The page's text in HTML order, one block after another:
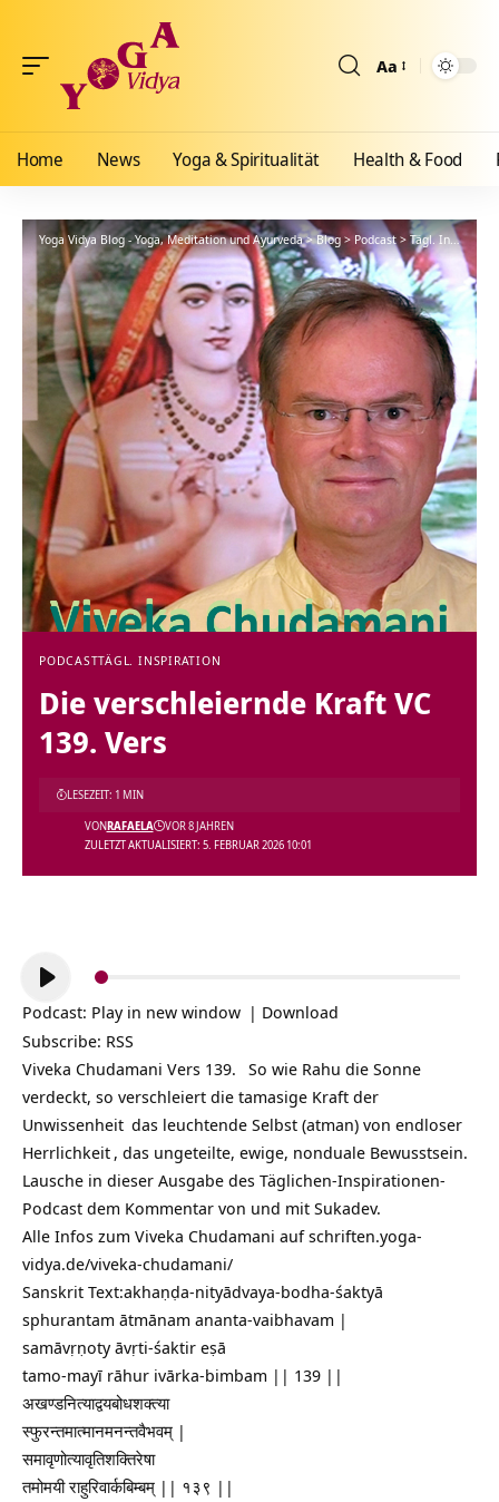
Aa
Home News Yoga & Spiritualität Health & Food
Yoga Vidya Blog - Yoga, Meditation und Ayurveda>Blog> Podcast> Tägl. Inspiration
PODCASTTÄGL. INSPIRATION
Die verschleiernde Kraft VC
139. Vers
ZULETZT AKTUALISIERT: 5. FEBRUAR 2026 10:01
VONRAFAELA VOR 8 JAHREN
LESEZEIT: 1 MIN
Audio-
Player
Podcast: Play in new window | Download
Subscribe: RSS
Viveka Chudamani Vers 139. So wie Rahu die Sonne
verdeckt, so verschleiert die tamasige Kraft der
Unwissenheit das leuchtende Selbst (atman) von endloser
Herrlichkeit , das ungeteilte, ewige, nonduale Bewusstsein.
Lausche in dieser Ausgabe des Täglichen-Inspirationen-
Podcast dem Kommentar von und mit Sukadev.
Alle Infos zum Viveka Chudamani aufschriften.yoga-
vidya.de/viveka-chudamani/
Sanskrit Text:akhaṇḍa-nityādvaya-bodha-śaktyā
sphurantam ātmānam ananta-vaibhavam |
samāvṛṇoty āvṛti-śaktir eṣā
tamo-mayī rāhur ivārka-bimbam || 139 ||
अखण्डनित्याद्वयबोधशक्त्या
स्फुरन्तमात्मानमनन्तवैभवम् |
समावृणोत्यावृतिशक्तिरेषा
तमोमयी राहुरिवार्कबिम्बम् || १३९ ||